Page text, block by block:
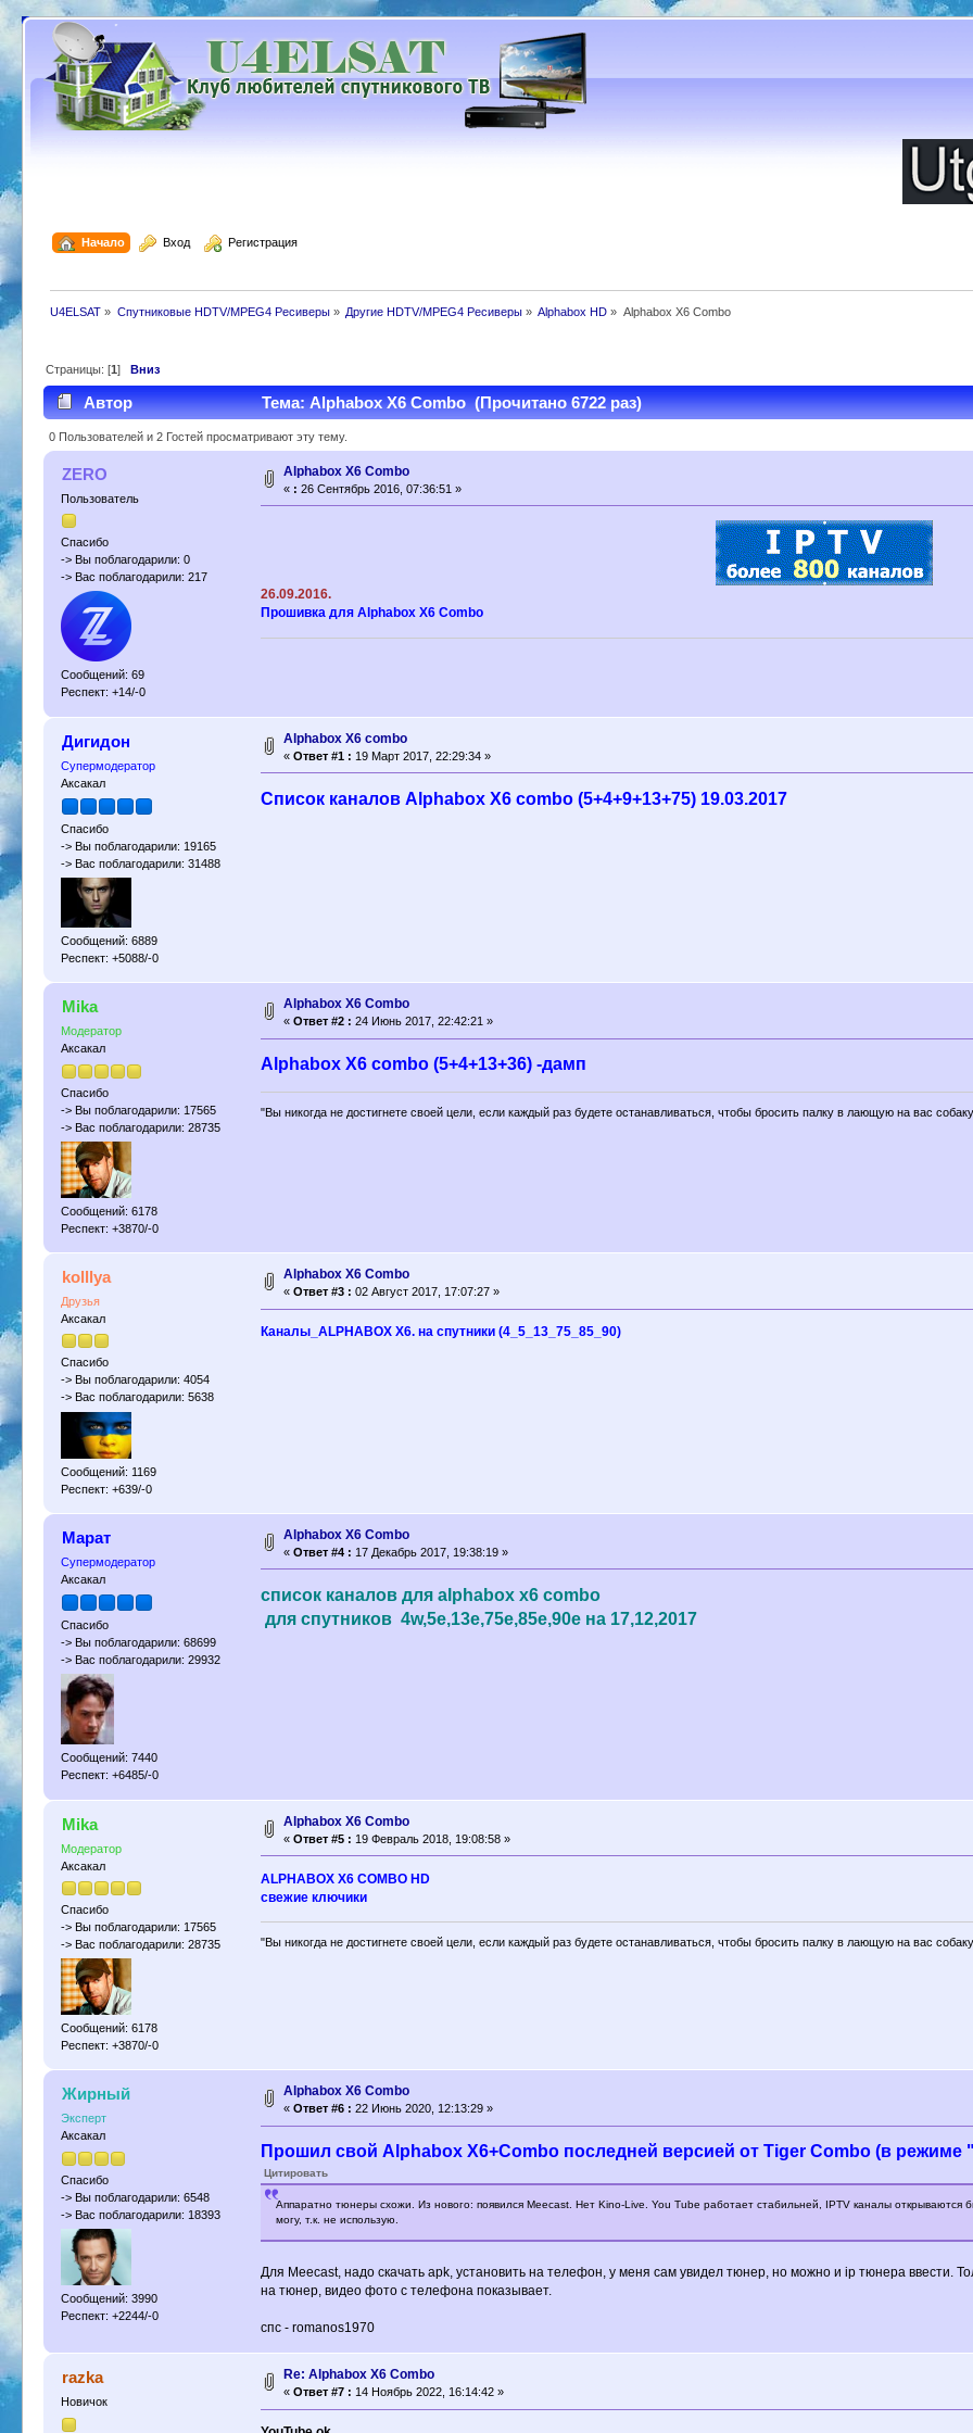
Начало Вход Регистрация
U4ELSAT » Спутниковые HDTV/MPEG4 Ресиверы» Другие HDTV/MPEG4 Ресиверы » Alphabox HD » Alphabox X6 Combo
Страницы: [1]Вниз
Автор Тема: Alphabox X6 Combo (Прочитано 6722 раз)
0 Пользователей и 2 Гостей просматривают эту тему.
ZERO
Пользователь
Спасибо
-> Вы поблагодарили: 0
-> Вас поблагодарили: 217
Сообщений: 69
Респект: +14/-0
Alphabox X6 Combo
« : 26 Сентябрь 2016, 07:36:51 »
26.09.2016.
Прошивка для Alphabox X6 Combo
Дигидон
Супермодератор
Аксакал
Спасибо
-> Вы поблагодарили: 19165
-> Вас поблагодарили: 31488
Сообщений: 6889
Респект: +5088/-0
Alphabox X6 combo
«Ответ #1 : 19 Март 2017, 22:29:34 »
Список каналов Alphabox X6 combo (5+4+9+13+75) 19.03.2017
Mika
Модератор
Аксакал
Спасибо
-> Вы поблагодарили: 17565
-> Вас поблагодарили: 28735
Сообщений: 6178
Респект: +3870/-0
Alphabox X6 Combo
«Ответ #2 : 24 Июнь 2017, 22:42:21 »
Alphabox X6 combo (5+4+13+36) -дамп
"Вы никогда не достигнете своей цели, если каждый раз будете останавливаться, чтобы бросить палку в лающую на вас
kolllya
Друзья
Аксакал
Спасибо
-> Вы поблагодарили: 4054
-> Вас поблагодарили: 5638
Сообщений: 1169
Респект: +639/-0
Alphabox X6 Combo
«Ответ #3 : 02 Август 2017, 17:07:27 »
Каналы_ALPHABOX X6. на спутники (4_5_13_75_85_90)
Марат
Супермодератор
Аксакал
Спасибо
-> Вы поблагодарили: 68699
-> Вас поблагодарили: 29932
Сообщений: 7440
Респект: +6485/-0
Alphabox X6 Combo
«Ответ #4 : 17 Декабрь 2017, 19:38:19 »
список каналов для alphabox x6 combo
для спутников 4w,5e,13e,75e,85e,90e на 17,12,2017
Mika
Модератор
Аксакал
Спасибо
-> Вы поблагодарили: 17565
-> Вас поблагодарили: 28735
Сообщений: 6178
Респект: +3870/-0
Alphabox X6 Combo
«Ответ #5 : 19 Февраль 2018, 19:08:58 »
ALPHABOX X6 COMBO HD
свежие ключики
"Вы никогда не достигнете своей цели, если каждый раз будете останавливаться, чтобы бросить палку в лающую на вас
Жирный
Эксперт
Аксакал
Спасибо
-> Вы поблагодарили: 6548
-> Вас поблагодарили: 18393
Сообщений: 3990
Респект: +2244/-0
Alphabox X6 Combo
«Ответ #6 : 22 Июнь 2020, 12:13:29 »
Прошил свой Alphabox X6+Combo последней версией от Tiger Combo (в режиме
Цитировать
Аппаратно тюнеры схожи. Из нового: появился Meecast. Нет Kino-Live. You Tube работает стабильней, IPTV каналы открываются
могу, т.к. не использую.
Для Meecast, надо скачать apk, установить на телефон, у меня сам увидел тюнер, но можно и ip тюнера ввести.
на тюнер, видео фото с телефона показывает.
спс - romanos1970
razka
Новичок
Re: Alphabox X6 Combo
«Ответ #7 : 14 Ноябрь 2022, 16:14:42 »